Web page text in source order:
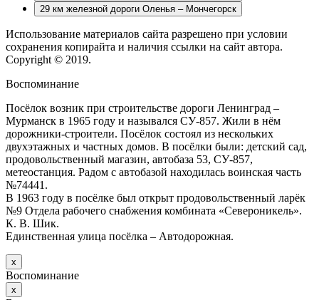
29 км железной дороги Оленья – Мончегорск
Использование материалов сайта разрешено при условии
сохранения копирайта и наличия ссылки на сайт автора.
Copyright © 2019.
Воспоминание
Посёлок возник при строительстве дороги Ленинград –
Мурманск в 1965 году и назывался СУ-857. Жили в нём
дорожники-строители. Посёлок состоял из нескольких
двухэтажных и частных домов. В посёлки были: детский сад,
продовольственный магазин, автобаза 53, СУ-857,
метеостанция. Радом с автобазой находилась воинская часть
№74441.
В 1963 году в посёлке был открыт продовольственный ларёк
№9 Отдела рабочего снабжения комбината «Североникель».
К. В. Шик.
Единственная улица посёлка – Автодорожная.
х
Воспоминание
х